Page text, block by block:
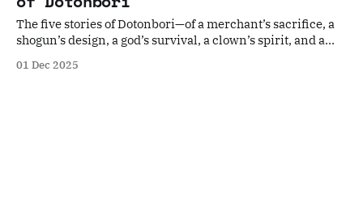
The five stories of Dotonbori—of a merchant’s sacrifice, a
shogun’s design, a god’s survival, a clown’s spirit, and a
narrative of cultural resilience...
01 Dec 2025